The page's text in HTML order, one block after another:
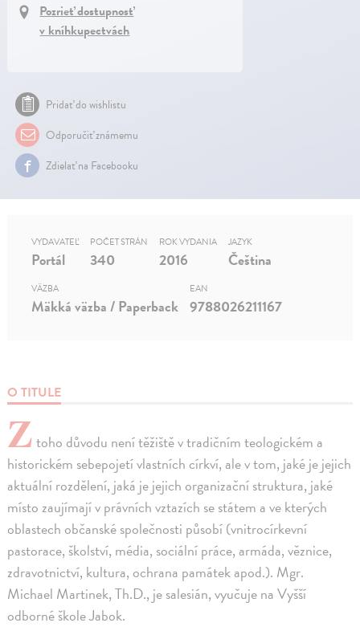
Pozrieť dostupnosť
v kníhkupectvách
Pridať do wishlistu
Odporučiť známemu
Zdielať na Facebooku
O TITULE
Ztoho důvodu není těžiště v tradičním teologickém a
historickém sebepojetí vlastních církví, ale v tom, jaké je jejich
aktuální rozdělení, jaká je jejich organizační struktura, jaké
místo zaujímají v právních vztazích se státem a ve kterých
oblastech občanské společnosti působí (vnitrocírkevní
pastorace, školství, média, sociální práce, armáda, věznice,
zdravotnictví, kultura, ochrana památek apod.). Mgr.
Michael Martinek, Th.D., je salesián, vyučuje na Vyšší
odborné škole Jabok.
VYDAVATEĽ
Portál
POČET STRÁN
340
ROK VYDANIA
2016
JAZYK
Čeština
VÄZBA
Mäkká väzba / Paperback
EAN
9788026211167